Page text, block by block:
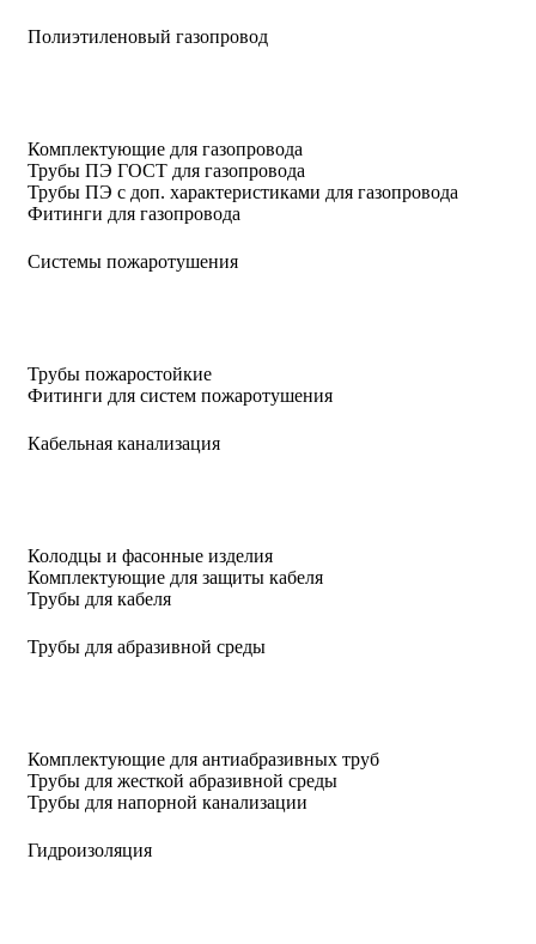
Полиэтиленовый газопровод
Комплектующие для газопровода
Трубы ПЭ ГОСТ для газопровода
Трубы ПЭ с доп. характеристиками для газопровода
Фитинги для газопровода
Системы пожаротушения
Трубы пожаростойкие
Фитинги для систем пожаротушения
Кабельная канализация
Колодцы и фасонные изделия
Комплектующие для защиты кабеля
Трубы для кабеля
Трубы для абразивной среды
Комплектующие для антиабразивных труб
Трубы для жесткой абразивной среды
Трубы для напорной канализации
Гидроизоляция